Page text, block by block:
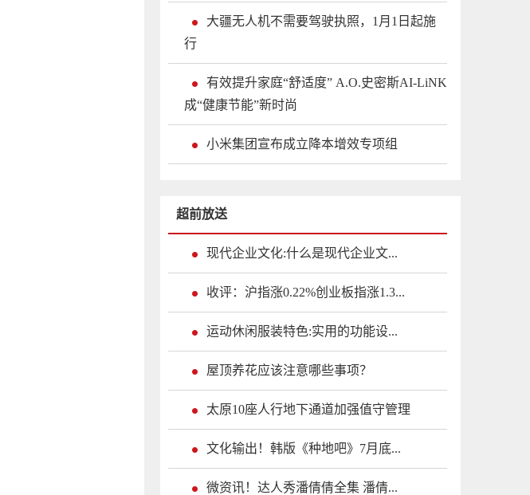
大疆无人机不需要驾驶执照，1月1日起施
行
有效提升家庭“舒适度” A.O.史密斯AI-LiNK
成“健康节能”新时尚
小米集团宣布成立降本增效专项组
超前放送
现代企业文化:什么是现代企业文...
收评：沪指涨0.22%创业板指涨1.3...
运动休闲服装特色:实用的功能设...
屋顶养花应该注意哪些事项？
太原10座人行地下通道加强值守管理
文化输出！韩版《种地吧》7月底...
微资讯！达人秀潘倩倩全集 潘倩...